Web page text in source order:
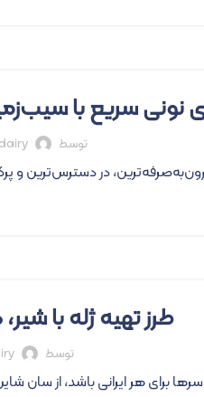
نونی سریع با
توسط
در دسترس‌ترین و
طرز تهیه ژله با
توسط
برای هر ایرانی باشد، از